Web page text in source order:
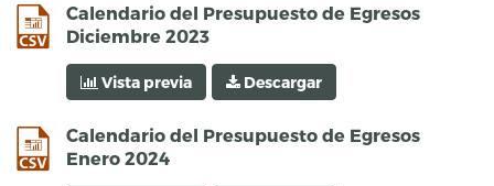
Calendario del Presupuesto de Egresos
Diciembre 2023
csv
Vista previa Descargar
Calendario del Presupuesto de Egresos
Enero 2024
csv